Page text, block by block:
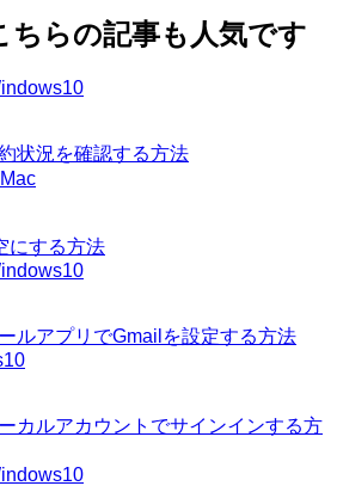
状況を確認する方法
Mac
にする方法
ルアプリでGmailを設定する方法
カルアカウントでサインインする方